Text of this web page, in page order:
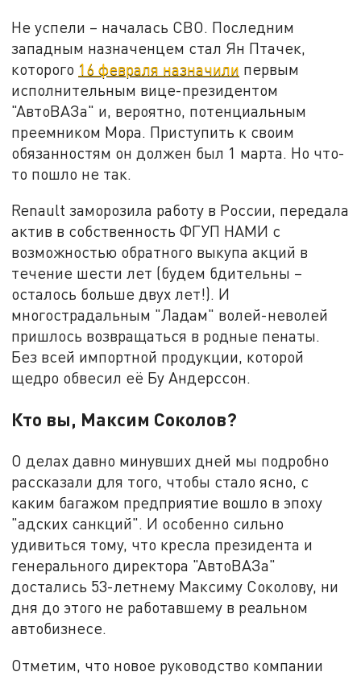
Не успели – началась СВО. Последним
западным назначенцем стал Ян Птачек,
которого 16 февраля назначили первым
исполнительным вице-президентом
"АвтоВАЗа" и, вероятно, потенциальным
преемником Мора. Приступить к своим
обязанностям он должен был 1 марта. Но что-
то пошло не так.
Renault заморозила работу в России, передала
актив в собственность ФГУП НАМИ с
возможностью обратного выкупа акций в
течение шести лет (будем бдительны –
осталось больше двух лет!). И
многострадальным "Ладам" волей-неволей
пришлось возвращаться в родные пенаты.
Без всей импортной продукции, которой
щедро обвесил её Бу Андерссон.
Кто вы, Максим Соколов?
О делах давно минувших дней мы подробно
рассказали для того, чтобы стало ясно, с
каким багажом предприятие вошло в эпоху
"адских санкций". И особенно сильно
удивиться тому, что кресла президента и
генерального директора "АвтоВАЗа"
достались 53-летнему Максиму Соколову, ни
дня до этого не работавшему в реальном
автобизнесе.
Отметим, что новое руководство компании